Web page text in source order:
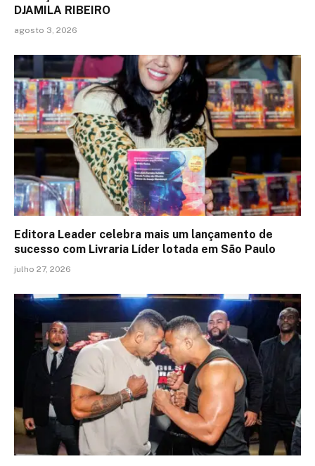
DJAMILA RIBEIRO
agosto 3, 2026
Editora Leader celebra mais um lançamento de
sucesso com Livraria Líder lotada em São Paulo
julho 27, 2026